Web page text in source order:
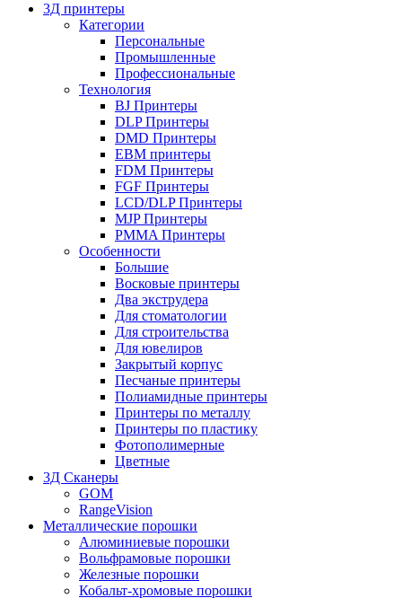
3Д принтеры
Категории
Персональные
Промышленные
Профессиональные
Технология
BJ Принтеры
DLP Принтеры
DMD Принтеры
EBM принтеры
FDM Принтеры
FGF Принтеры
LCD/DLP Принтеры
MJP Принтеры
PMMA Принтеры
Особенности
Большие
Восковые принтеры
Два экструдера
Для стоматологии
Для строительства
Для ювелиров
Закрытый корпус
Песчаные принтеры
Полиамидные принтеры
Принтеры по металлу
Принтеры по пластику
Фотополимерные
Цветные
3Д Сканеры
GOM
RangeVision
Металлические порошки
Алюминиевые порошки
Вольфрамовые порошки
Железные порошки
Кобальт-хромовые порошки